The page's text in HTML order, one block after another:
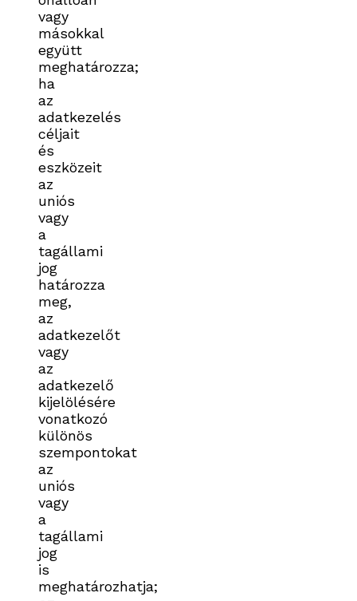
vagy
másokkal
együtt
meghatározza;
ha
az
adatkezelés
céljait
és
eszközeit
az
uniós
vagy
a
tagállami
jog
határozza
meg,
az
adatkezelőt
vagy
az
adatkezelő
kijelölésére
vonatkozó
különös
szempontokat
az
uniós
vagy
a
tagállami
jog
is
meghatározhatja;